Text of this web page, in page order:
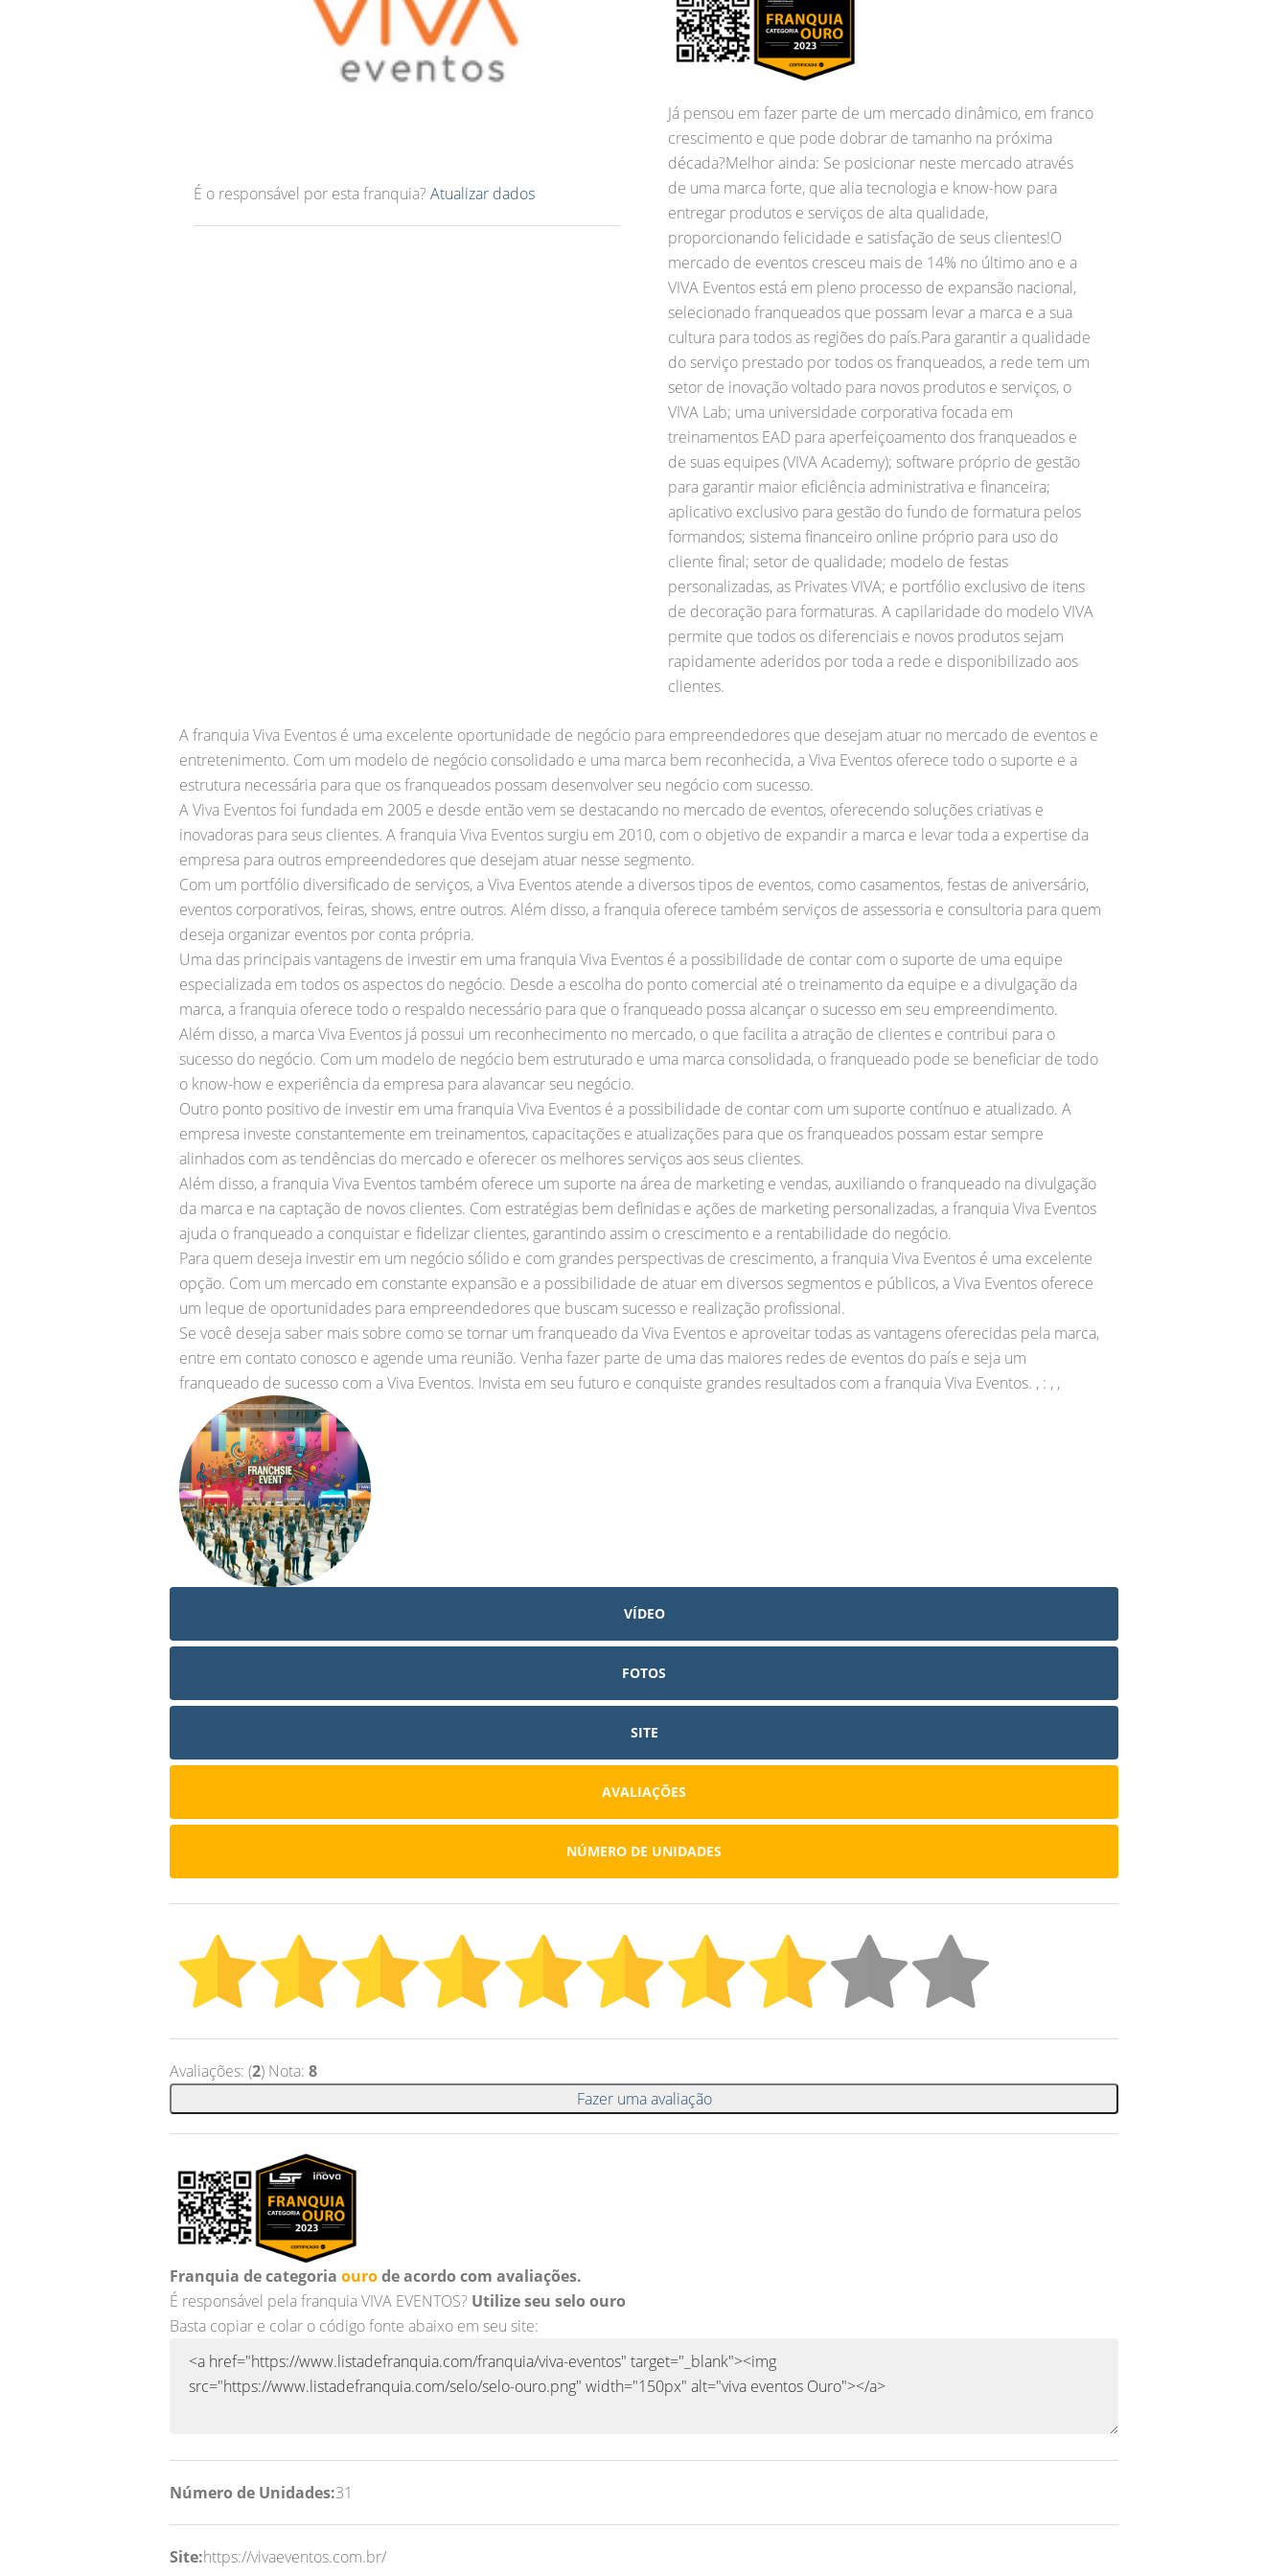
É o responsável por esta franquia? Atualizar dados
Já pensou em fazer parte de um mercado dinâmico, em franco
crescimento e que pode dobrar de tamanho na próxima
década?Melhor ainda: Se posicionar neste mercado através
de uma marca forte, que alia tecnologia e know-how para
entregar produtos e serviços de alta qualidade,
proporcionando felicidade e satisfação de seus clientes!O
mercado de eventos cresceu mais de 14% no último ano e a
VIVA Eventos está em pleno processo de expansão nacional,
selecionado franqueados que possam levar a marca e a sua
cultura para todos as regiões do país.Para garantir a qualidade
do serviço prestado por todos os franqueados, a rede tem um
setor de inovação voltado para novos produtos e serviços, o
VIVA Lab; uma universidade corporativa focada em
treinamentos EAD para aperfeiçoamento dos franqueados e
de suas equipes (VIVA Academy); software próprio de gestão
para garantir maior eficiência administrativa e financeira;
aplicativo exclusivo para gestão do fundo de formatura pelos
formandos; sistema financeiro online próprio para uso do
cliente final; setor de qualidade; modelo de festas
personalizadas, as Privates VIVA; e portfólio exclusivo de itens
de decoração para formaturas. A capilaridade do modelo VIVA
permite que todos os diferenciais e novos produtos sejam
rapidamente aderidos por toda a rede e disponibilizado aos
clientes.
A franquia Viva Eventos é uma excelente oportunidade de negócio para empreendedores que desejam atuar no mercado de eventos e
entretenimento. Com um modelo de negócio consolidado e uma marca bem reconhecida, a Viva Eventos oferece todo o suporte e a
estrutura necessária para que os franqueados possam desenvolver seu negócio com sucesso.
A Viva Eventos foi fundada em 2005 e desde então vem se destacando no mercado de eventos, oferecendo soluções criativas e
inovadoras para seus clientes. A franquia Viva Eventos surgiu em 2010, com o objetivo de expandir a marca e levar toda a expertise da
empresa para outros empreendedores que desejam atuar nesse segmento.
Com um portfólio diversificado de serviços, a Viva Eventos atende a diversos tipos de eventos, como casamentos, festas de aniversário,
eventos corporativos, feiras, shows, entre outros. Além disso, a franquia oferece também serviços de assessoria e consultoria para quem
deseja organizar eventos por conta própria.
Uma das principais vantagens de investir em uma franquia Viva Eventos é a possibilidade de contar com o suporte de uma equipe
especializada em todos os aspectos do negócio. Desde a escolha do ponto comercial até o treinamento da equipe e a divulgação da
marca, a franquia oferece todo o respaldo necessário para que o franqueado possa alcançar o sucesso em seu empreendimento.
Além disso, a marca Viva Eventos já possui um reconhecimento no mercado, o que facilita a atração de clientes e contribui para o
sucesso do negócio. Com um modelo de negócio bem estruturado e uma marca consolidada, o franqueado pode se beneficiar de todo
o know-how e experiência da empresa para alavancar seu negócio.
Outro ponto positivo de investir em uma franquia Viva Eventos é a possibilidade de contar com um suporte contínuo e atualizado. A
empresa investe constantemente em treinamentos, capacitações e atualizações para que os franqueados possam estar sempre
alinhados com as tendências do mercado e oferecer os melhores serviços aos seus clientes.
Além disso, a franquia Viva Eventos também oferece um suporte na área de marketing e vendas, auxiliando o franqueado na divulgação
da marca e na captação de novos clientes. Com estratégias bem definidas e ações de marketing personalizadas, a franquia Viva Eventos
ajuda o franqueado a conquistar e fidelizar clientes, garantindo assim o crescimento e a rentabilidade do negócio.
Para quem deseja investir em um negócio sólido e com grandes perspectivas de crescimento, a franquia Viva Eventos é uma excelente
opção. Com um mercado em constante expansão e a possibilidade de atuar em diversos segmentos e públicos, a Viva Eventos oferece
um leque de oportunidades para empreendedores que buscam sucesso e realização profissional.
Se você deseja saber mais sobre como se tornar um franqueado da Viva Eventos e aproveitar todas as vantagens oferecidas pela marca,
entre em contato conosco e agende uma reunião. Venha fazer parte de uma das maiores redes de eventos do país e seja um
franqueado de sucesso com a Viva Eventos. Invista em seu futuro e conquiste grandes resultados com a franquia Viva Eventos. , : , ,
VÍDEO
FOTOS
SITE
AVALIAÇÕES
NÚMERO DE UNIDADES
Avaliações: (2) Nota: 8
Fazer uma avaliação
Franquia de categoria ourode acordo com avaliações.
É responsável pela franquia VIVA EVENTOS? Utilize seu selo ouro
Basta copiar e colar o código fonte abaixo em seu site:
Número de Unidades:31
Site:https://vivaeventos.com.br/